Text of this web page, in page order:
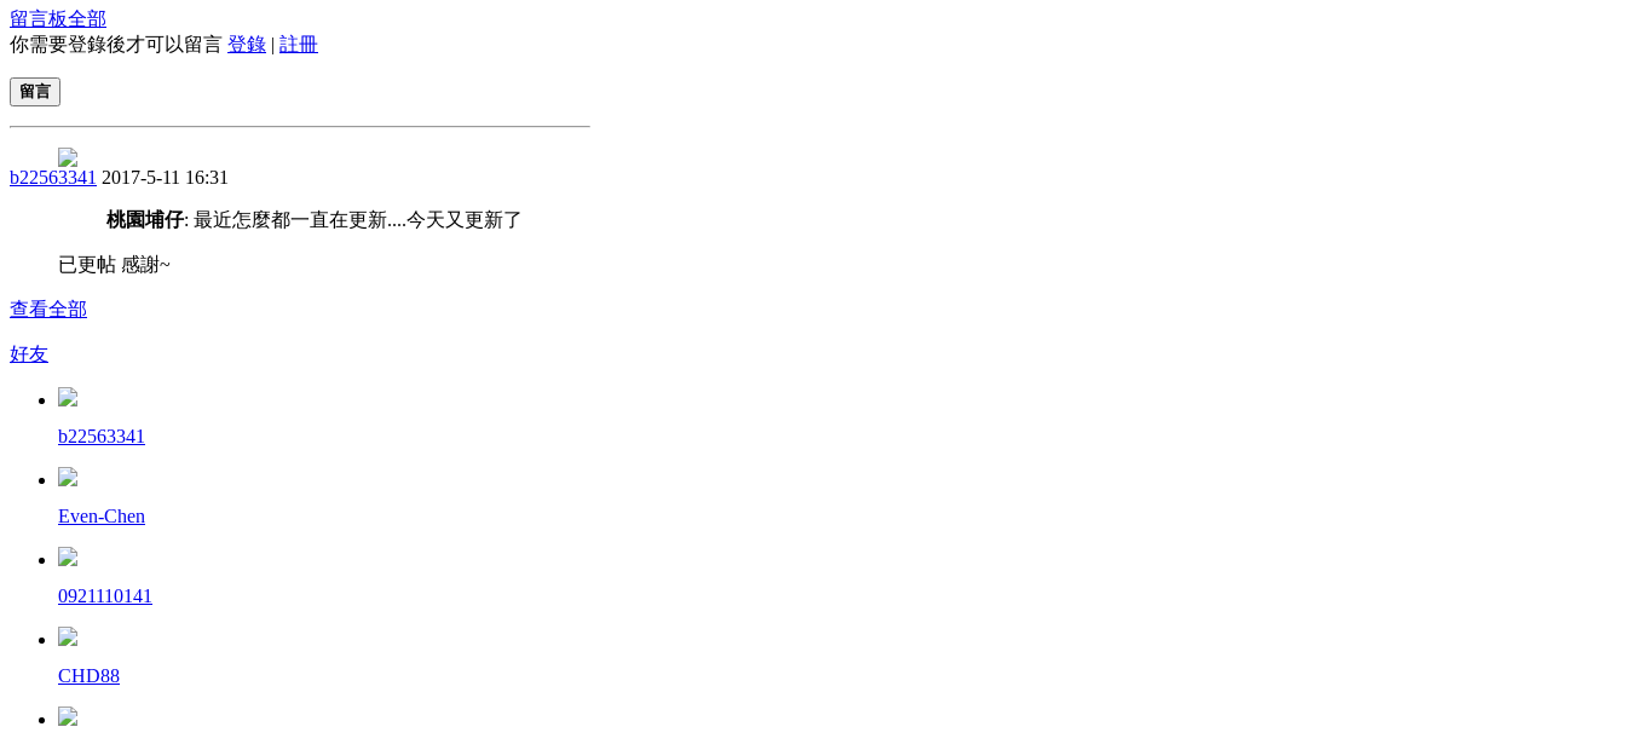
留言板全部
你需要登錄後才可以留言 登錄 | 註冊
留言
b22563341 2017-5-11 16:31
桃園埔仔: 最近怎麼都一直在更新....今天又更新了
已更帖 感謝~
查看全部
好友
b22563341
Even-Chen
0921110141
CHD88